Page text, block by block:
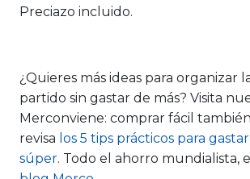
Preciazo incluido.
¿Quieres más ideas para organizar
partido sin gastar de más? Visita
Merconviene: comprar fácil
revisa los 5 tips prácticos para
súper. Todo el ahorro mundialista,